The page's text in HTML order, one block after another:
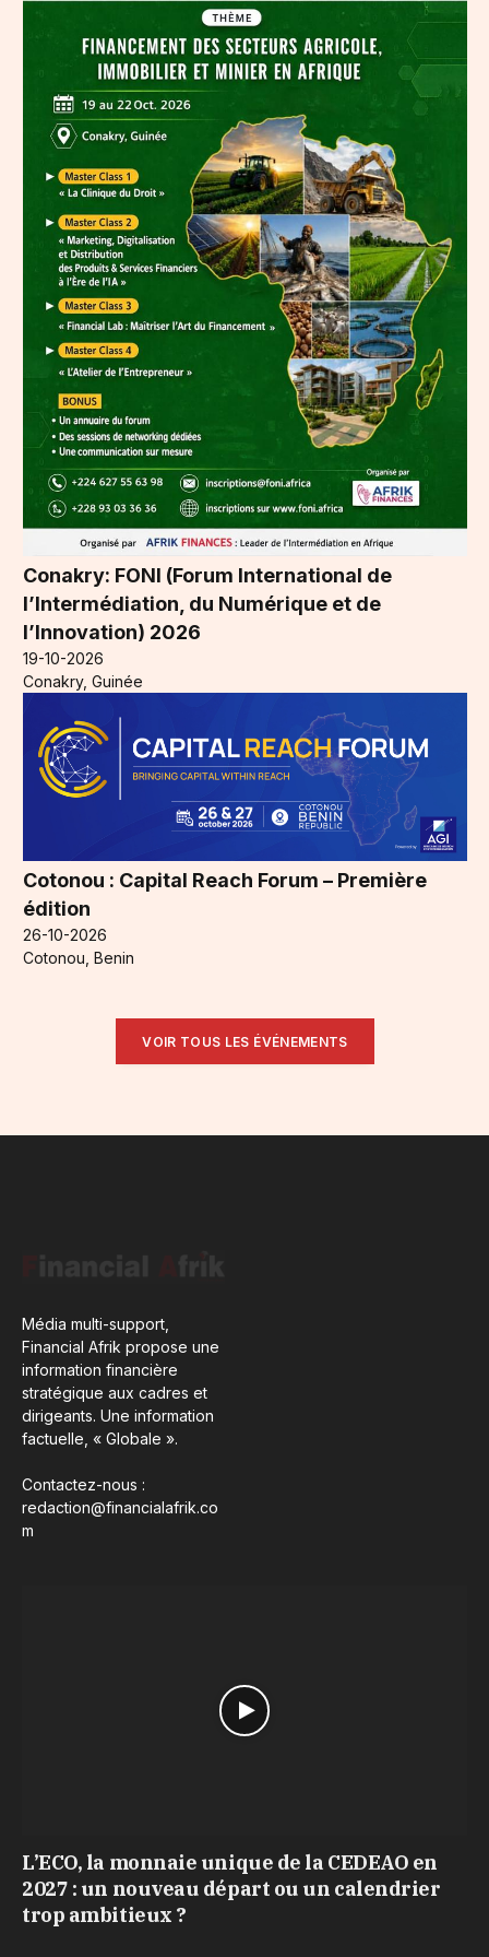
Conakry: FONI (Forum International de
l’Intermédiation, du Numérique et de
l’Innovation) 2026
19-10-2026
Conakry, Guinée
Cotonou : Capital Reach Forum – Première
édition
26-10-2026
Cotonou, Benin
VOIR TOUS LES ÉVÉNEMENTS
Média multi-support,
Financial Afrik propose une
information financière
stratégique aux cadres et
dirigeants. Une information
factuelle, « Globale ».
Contactez-nous :
redaction@financialafrik.co
m
L’ECO, la monnaie unique de la CEDEAO en
2027 : un nouveau départ ou un calendrier
trop ambitieux ?